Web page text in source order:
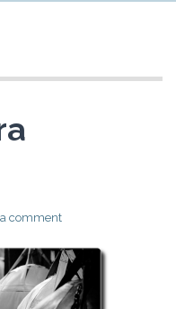
a comment